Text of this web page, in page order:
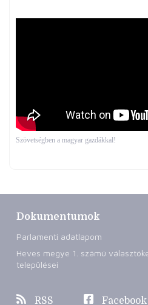
Szövetségben a magyar gazdákkal!
Dokumentumok
Parlamenti adatlapom
Heves megye 1. számú
települései
RSS Facebook